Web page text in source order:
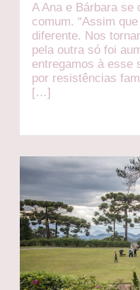
A Ana e Bárbara se
comum. “Assim
diferente. Nos
pela outra só foi
entregamos à esse
por resistências
[…]